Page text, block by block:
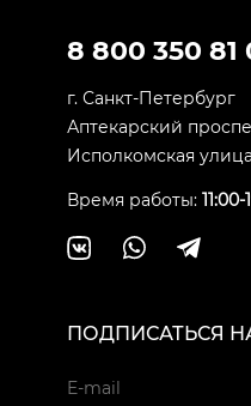
8 800 350 81
г. Санкт-Петербург
Аптекарский
Исполкомская
Время работы:
ПОДПИСАТЬСЯ